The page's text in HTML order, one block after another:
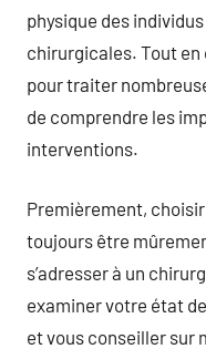
physique des
chirurgicales. Tout
pour traiter
de comprendre les
interventions.
Premièrement,
toujours être
s’adresser à un
examiner votre état
et vous conseiller sur